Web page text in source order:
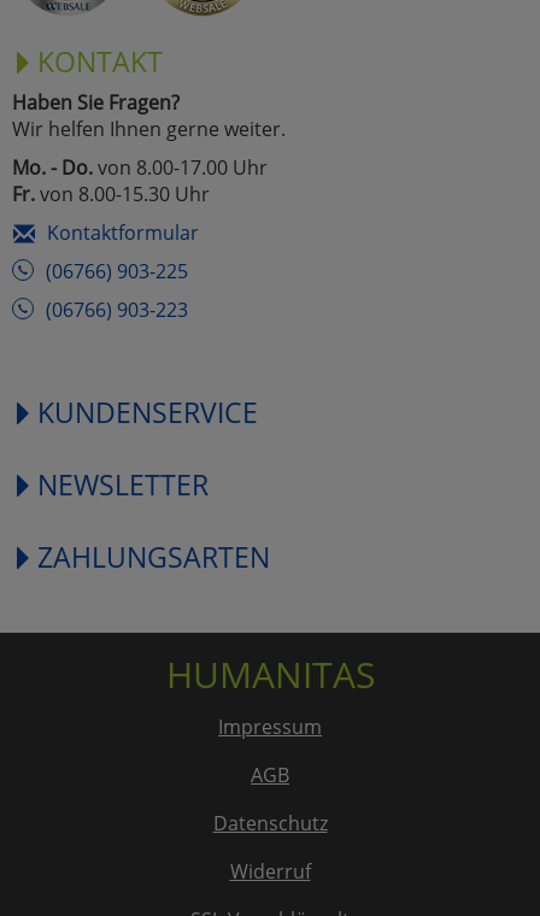
KONTAKT
Haben Sie Fragen?
Wir helfen Ihnen gerne weiter.
Mo. - Do.von 8.00-17.00 Uhr
Fr.von 8.00-15.30 Uhr
Kontaktformular
(06766) 903-225
(06766) 903-223
KUNDENSERVICE
NEWSLETTER
ZAHLUNGSARTEN
HUMANITAS
Impressum
AGB
Datenschutz
Widerruf